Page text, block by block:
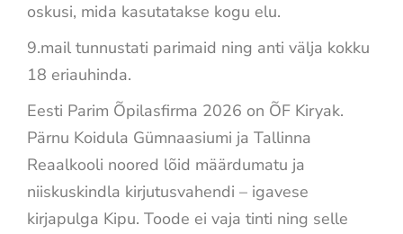
oskusi, mida kasutatakse kogu elu.
9.mail tunnustati parimaid ning anti välja kokku
18 eriauhinda.
Eesti Parim Õpilasfirma 2026 on ÕF Kiryak.
Pärnu Koidula Gümnaasiumi ja Tallinna
Reaalkooli noored lõid määrdumatu ja
niiskuskindla kirjutusvahendi – igavese
kirjapulga Kipu. Toode ei vaja tinti ning selle